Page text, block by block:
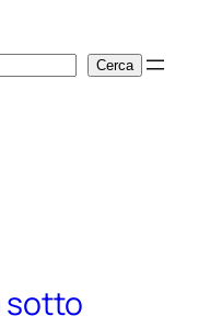
Cerca
sotto